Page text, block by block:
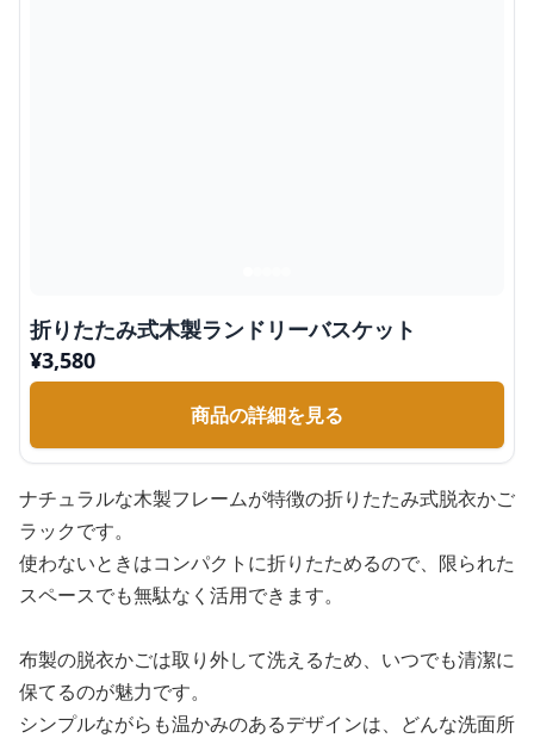
折りたたみ式木製ランドリーバスケット
¥3,580
商品の詳細を見る
ナチュラルな木製フレームが特徴の折りたたみ式脱衣かご
ラックです。
使わないときはコンパクトに折りたためるので、限られた
スペースでも無駄なく活用できます。
布製の脱衣かごは取り外して洗えるため、いつでも清潔に
保てるのが魅力です。
シンプルながらも温かみのあるデザインは、どんな洗面所